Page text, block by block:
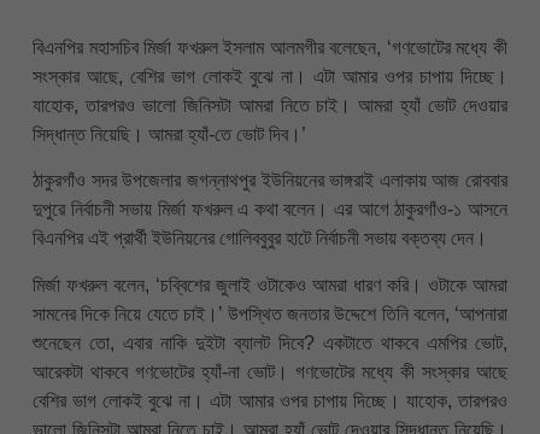
বিএনপির মহাসচিব মির্জা ফখরুল ইসলাম আলমগীর বলেছেন, ‘গণভোটের মধ্যে কী
সংস্কার আছে, বেশির ভাগ লোকই বুঝে না। এটা আমার ওপর চাপায় দিচ্ছে।
যাহোক, তারপরও ভালো জিনিসটা আমরা নিতে চাই। আমরা হ্যাঁ ভোট দেওয়ার
সিদ্ধান্ত নিয়েছি। আমরা হ্যাঁ-তে ভোট দিব।’
ঠাকুরগাঁও সদর উপজেলার জগন্নাথপুর ইউনিয়নের ভাঙ্গরাই এলাকায় আজ রোববার
দুপুরে নির্বাচনী সভায় মির্জা ফখরুল এ কথা বলেন। এর আগে ঠাকুরগাঁও-১ আসনে
বিএনপির এই প্রার্থী ইউনিয়নের গোলিববুবুর হাটে নির্বাচনী সভায় বক্তব্য দেন।
মির্জা ফখরুল বলেন, ‘চব্বিশের জুলাই ওটাকেও আমরা ধারণ করি। ওটাকে আমরা
সামনের দিকে নিয়ে যেতে চাই।’ উপস্থিত জনতার উদ্দেশে তিনি বলেন, ‘আপনারা
শুনেছেন তো, এবার নাকি দুইটা ব্যালট দিবে? একটাতে থাকবে এমপির ভোট,
আরেকটা থাকবে গণভোটের হ্যাঁ-না ভোট। গণভোটের মধ্যে কী সংস্কার আছে
বেশির ভাগ লোকই বুঝে না। এটা আমার ওপর চাপায় দিচ্ছে। যাহোক, তারপরও
ভালো জিনিসটা আমরা নিতে চাই। আমরা হ্যাঁ ভোট দেওয়ার সিদ্ধান্ত নিয়েছি।